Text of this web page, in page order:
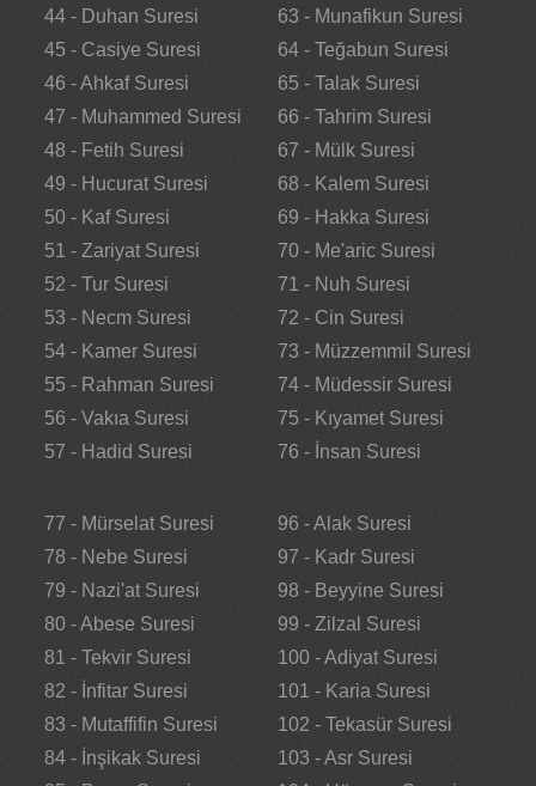
44 - Duhan Suresi
45 - Casiye Suresi
46 - Ahkaf Suresi
47 - Muhammed Suresi
48 - Fetih Suresi
49 - Hucurat Suresi
50 - Kaf Suresi
51 - Zariyat Suresi
52 - Tur Suresi
53 - Necm Suresi
54 - Kamer Suresi
55 - Rahman Suresi
56 - Vakıa Suresi
57 - Hadid Suresi
63 - Munafikun Suresi
64 - Teğabun Suresi
65 - Talak Suresi
66 - Tahrim Suresi
67 - Mülk Suresi
68 - Kalem Suresi
69 - Hakka Suresi
70 - Me'aric Suresi
71 - Nuh Suresi
72 - Cin Suresi
73 - Müzzemmil Suresi
74 - Müdessir Suresi
75 - Kıyamet Suresi
76 - İnsan Suresi
77 - Mürselat Suresi
78 - Nebe Suresi
79 - Nazi'at Suresi
80 - Abese Suresi
81 - Tekvir Suresi
82 - İnfitar Suresi
83 - Mutaffifin Suresi
84 - İnşikak Suresi
96 - Alak Suresi
97 - Kadr Suresi
98 - Beyyine Suresi
99 - Zilzal Suresi
100 - Adiyat Suresi
101 - Karia Suresi
102 - Tekasür Suresi
103 - Asr Suresi